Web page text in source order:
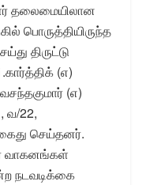
தலைமையிலான
பொருத்தியிருந்த
திருட்டு
(எ)
(எ)
வ/22,
செய்தனர்.
வாகனங்கள்
நடவடிக்கை